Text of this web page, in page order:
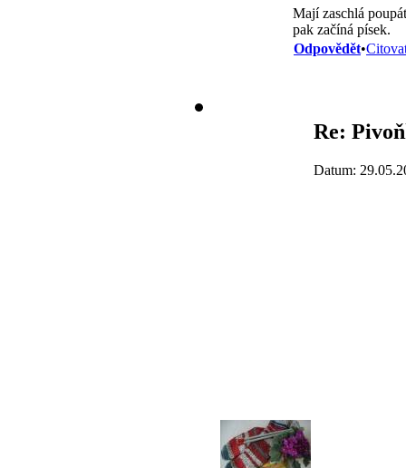
Mají zaschlá
pak začíná písek.
Odpovědět•
Re:
Datum: